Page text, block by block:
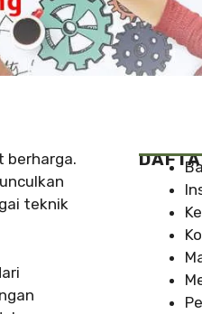
berharga.
teknik